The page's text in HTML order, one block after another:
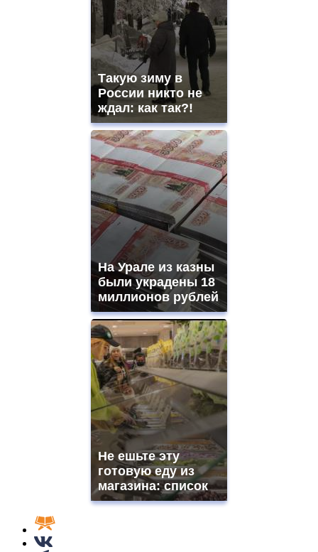
Такую зиму в
России никто не
ждал: как так?!
На Урале из казны
были украдены 18
миллионов рублей
Не ешьте эту
готовую еду из
магазина: список